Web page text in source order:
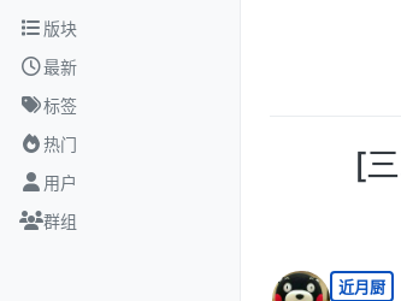
跳转至内容
版块
最新
标签
热门
用户
群组
[
近月厨